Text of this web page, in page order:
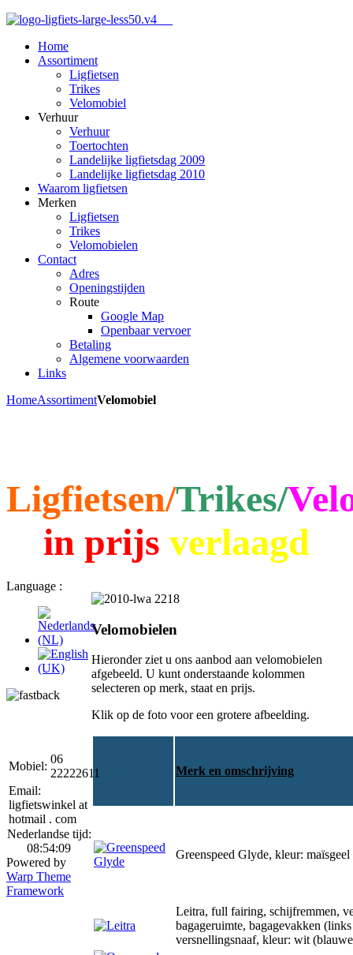
Home
Assortiment
Ligfietsen
Trikes
Velomobiel
Verhuur
Verhuur
Toertochten
Landelijke ligfietsdag 2009
Landelijke ligfietsdag 2010
Waarom ligfietsen
Merken
Ligfietsen
Trikes
Velomobielen
Contact
Adres
Openingstijden
Route
Google Map
Openbaar vervoer
Betaling
Algemene voorwaarden
Links
HomeAssortimentVelomobiel
Ligfietsen/Trikes/
in prijs verlaagd
Velomobielen
Hieronder ziet u ons aanbod aan velomobielen
afgebeeld. U kunt onderstaande kolommen
selecteren op merk, staat en prijs.
Klik op de foto voor een grotere afbeelding.
Merk en omschrijving
Greenspeed Glyde, kleur: maïsgeel
Leitra, full fairing, schijfremmen,
bagageruimte, bagagevakken
versnellingsnaaf, kleur: wit
Language :
Mobiel:
06
22222611
Email:
ligfietswinkel at
hotmail . com
Nederlandse tijd:
08:54:09
Powered by
Warp Theme
Framework